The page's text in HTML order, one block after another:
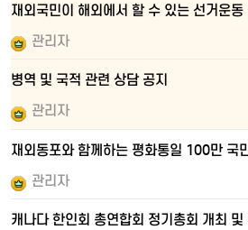
재외국민이 해외에서 할 수 있는 선거운
관리자
병역 및 국적 관련 상담 공지
관리자
재외동포와 함께하는 평화통일 100만 국
관리자
캐나다 한인회 총연합회 정기총회 개최